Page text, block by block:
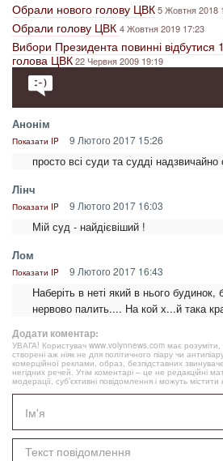
Обрали нового голову ЦВК5 Жовтня 2018
Обрали голову ЦВК 4 Жовтня 2019 17:23
Вибори Президента повинні відбутися
голова ЦВК22 Червня 2009 19:19
Анонім
Показати IP 9 Лютого 2017 15:26
просто всі суди та судді надзвичайно
Лінч
Показати IP 9 Лютого 2017 16:03
Мій суд - найдієвіший !
Лом
Показати IP 9 Лютого 2017 16:43
Наберіть в неті який в нього
нервово палить.... На кой х...й така
Додати коментар:
УВАГА! Користувач www.volynnews.com має
створені аж ніяк не для політичного піару чи
комерційної реклами, образ, безпідставних
негідних речей. Утім коментарі – це не редакційні
модерації, суб’єктивні повідомлення і можуть